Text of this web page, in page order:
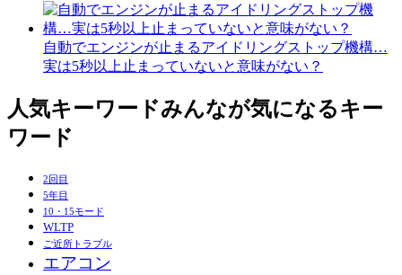
自動でエンジンが止まるアイドリングストップ機構…
実は5秒以上止まっていないと意味がない？
人気キーワードみんなが気になるキー
ワード
2回目
5年目
10・15モード
WLTP
ご近所トラブル
エアコン